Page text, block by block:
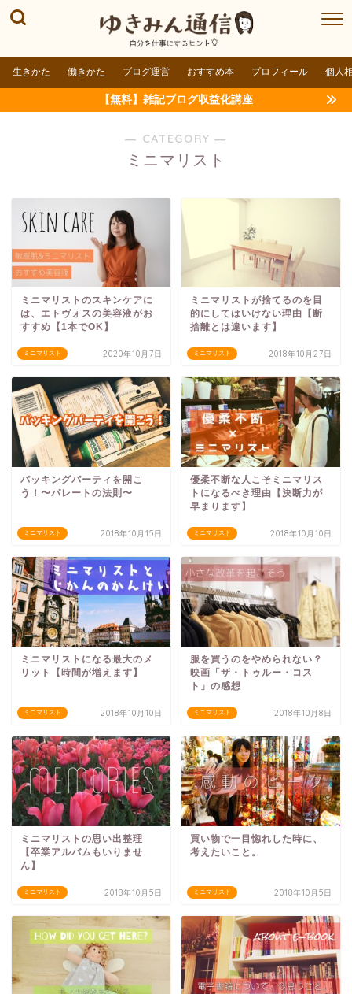
生きかた 働きかた ブログ運営 おすすめ本 プロフィール 個人
【無料】雑記ブログ収益化講座
― CATEGORY ―
ミニマリスト
ミニマリスト
ミニマリストのスキンケアに
は、エトヴォスの美容液がお
すすめ【1本でOK】
2020年10月7日 ミニマリスト
ミニマリストが捨てるのを目
的にしてはいけない理由【断
捨離とは違います】
2018年10月27日
ミニマリスト
パッキングパーティを開こ
う！〜パレートの法則〜
2018年10月15日 ミニマリスト
優柔不断な人こそミニマリス
トになるべき理由【決断力が
早まります】
2018年10月10日
ミニマリスト
ミニマリストになる最大のメ
リット【時間が増えます】
2018年10月10日 ミニマリスト
服を買うのをやめられない？
映画「ザ・トゥルー・コス
ト」の感想
2018年10月8日
ミニマリスト
ミニマリストの思い出整理
【卒業アルバムもいりませ
ん】
2018年10月5日 ミニマリスト
買い物で一目惚れした時に、
考えたいこと。
2018年10月5日